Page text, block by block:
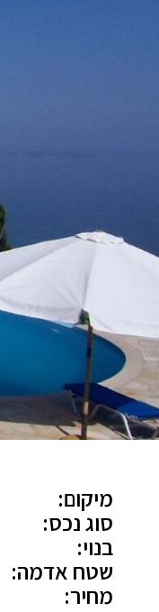
מיקום:
סוג נכס:
בנוי:
שטח אדמה:
מחיר: